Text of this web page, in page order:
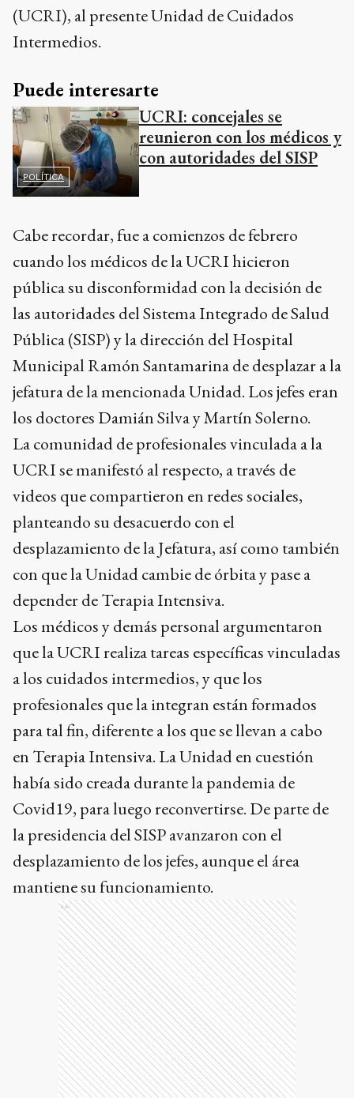
(UCRI), al presente Unidad de Cuidados
Intermedios.
Puede interesarte
POLÍTICA
UCRI: concejales se
reunieron con los médicos y
con autoridades del SISP
Cabe recordar, fue a comienzos de febrero
cuando los médicos de la UCRI hicieron
pública su disconformidad con la decisión de
las autoridades del Sistema Integrado de Salud
Pública (SISP) y la dirección del Hospital
Municipal Ramón Santamarina de desplazar a la
jefatura de la mencionada Unidad. Los jefes eran
los doctores Damián Silva y Martín Solerno.
La comunidad de profesionales vinculada a la
UCRI se manifestó al respecto, a través de
videos que compartieron en redes sociales,
planteando su desacuerdo con el
desplazamiento de la Jefatura, así como también
con que la Unidad cambie de órbita y pase a
depender de Terapia Intensiva.
Los médicos y demás personal argumentaron
que la UCRI realiza tareas específicas vinculadas
a los cuidados intermedios, y que los
profesionales que la integran están formados
para tal fin, diferente a los que se llevan a cabo
en Terapia Intensiva. La Unidad en cuestión
había sido creada durante la pandemia de
Covid19, para luego reconvertirse. De parte de
la presidencia del SISP avanzaron con el
desplazamiento de los jefes, aunque el área
mantiene su funcionamiento.
Ads